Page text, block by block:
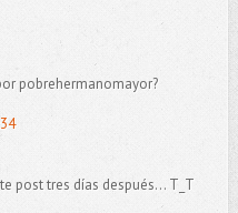
pobrehermanomayor?
post tres días después... T_T